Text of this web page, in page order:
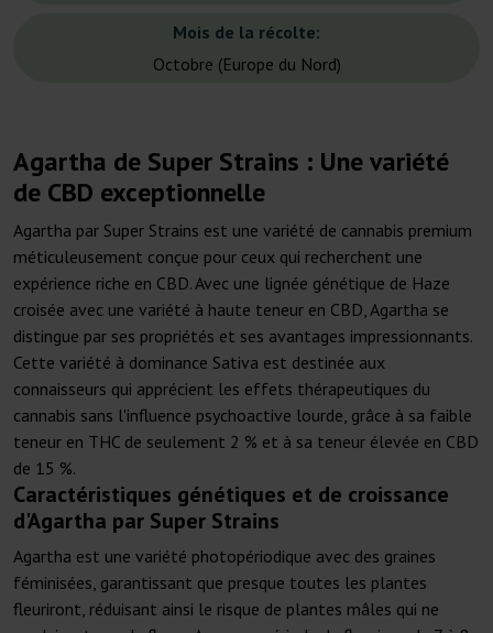
Mois de la récolte:
Octobre (Europe du Nord)
Agartha de Super Strains : Une variété
de CBD exceptionnelle
Agartha par Super Strains est une variété de cannabis premium
méticuleusement conçue pour ceux qui recherchent une
expérience riche en CBD. Avec une lignée génétique de Haze
croisée avec une variété à haute teneur en CBD, Agartha se
distingue par ses propriétés et ses avantages impressionnants.
Cette variété à dominance Sativa est destinée aux
connaisseurs qui apprécient les effets thérapeutiques du
cannabis sans l'influence psychoactive lourde, grâce à sa faible
teneur en THC de seulement 2 % et à sa teneur élevée en CBD
de 15 %.
Caractéristiques génétiques et de croissance
d'Agartha par Super Strains
Agartha est une variété photopériodique avec des graines
féminisées, garantissant que presque toutes les plantes
fleuriront, réduisant ainsi le risque de plantes mâles qui ne